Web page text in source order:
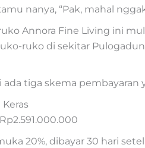
nanya, “Pak, mahal
Annora Fine Living ini
ruko di sekitar
ada tiga skema
Keras
20%, dibayar 30 hari